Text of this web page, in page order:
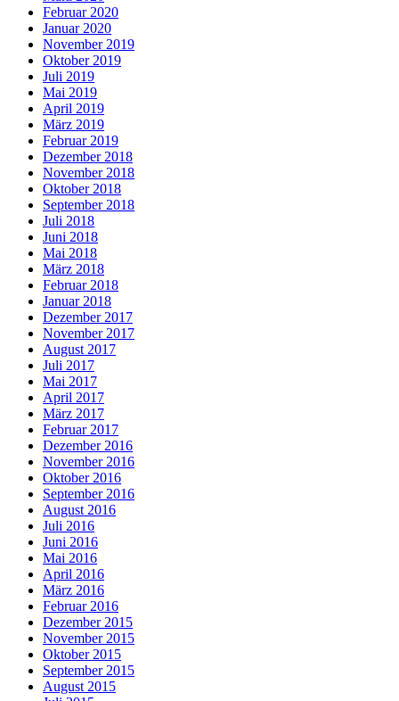
Februar 2020
Januar 2020
November 2019
Oktober 2019
Juli 2019
Mai 2019
April 2019
März 2019
Februar 2019
Dezember 2018
November 2018
Oktober 2018
September 2018
Juli 2018
Juni 2018
Mai 2018
März 2018
Februar 2018
Januar 2018
Dezember 2017
November 2017
August 2017
Juli 2017
Mai 2017
April 2017
März 2017
Februar 2017
Dezember 2016
November 2016
Oktober 2016
September 2016
August 2016
Juli 2016
Juni 2016
Mai 2016
April 2016
März 2016
Februar 2016
Dezember 2015
November 2015
Oktober 2015
September 2015
August 2015